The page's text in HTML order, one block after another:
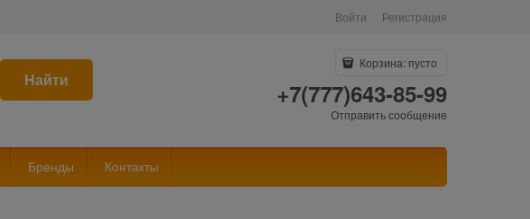
Войти Регистрация
Найти
Корзина: пусто
+7(777)643-85-99
Отправить сообщение
Бренды Контакты